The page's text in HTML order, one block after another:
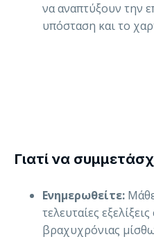
να αναπτύξουν την
υπόσταση και το
Γιατί να
Ενημερωθείτε:
τελευταίες
βραχυχρόνιας